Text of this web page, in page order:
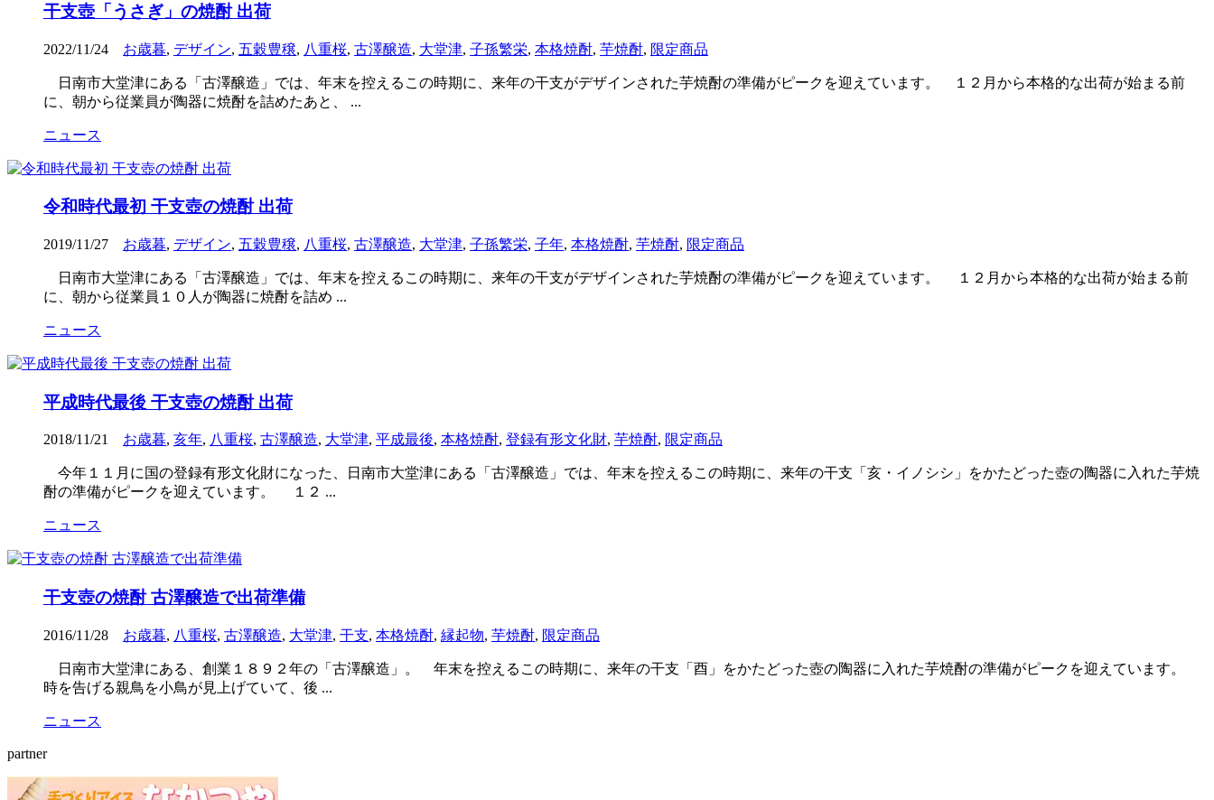
干支壺「うさぎ」の焼酎 出荷
2022/11/24 お歳暮, デザイン, 五穀豊穣, 八重桜, 古澤醸造, 大堂津, 子孫繁栄, 本格焼酎, 芋焼酎, 限定商品
日南市大堂津にある「古澤醸造」では、年末を控えるこの時期に、来年の干支がデザインされた芋焼酎の準備がピークを迎えています。 １２月から本格的な出荷が始まる前
に、朝から従業員が陶器に焼酎を詰めたあと、 ...
ニュース
令和時代最初 干支壺の焼酎 出荷
2019/11/27 お歳暮, デザイン, 五穀豊穣, 八重桜, 古澤醸造, 大堂津, 子孫繁栄, 子年, 本格焼酎, 芋焼酎, 限定商品
日南市大堂津にある「古澤醸造」では、年末を控えるこの時期に、来年の干支がデザインされた芋焼酎の準備がピークを迎えています。 １２月から本格的な出荷が始まる前
に、朝から従業員１０人が陶器に焼酎を詰め ...
ニュース
平成時代最後 干支壺の焼酎 出荷
2018/11/21 お歳暮, 亥年, 八重桜, 古澤醸造, 大堂津, 平成最後, 本格焼酎, 登録有形文化財, 芋焼酎, 限定商品
今年１１月に国の登録有形文化財になった、日南市大堂津にある「古澤醸造」では、年末を控えるこの時期に、来年の干支「亥・イノシシ」をかたどった壺の陶器に入れた芋焼
酎の準備がピークを迎えています。 １２ ...
ニュース
干支壺の焼酎 古澤醸造で出荷準備
2016/11/28 お歳暮, 八重桜, 古澤醸造, 大堂津, 干支, 本格焼酎, 縁起物, 芋焼酎, 限定商品
日南市大堂津にある、創業１８９２年の「古澤醸造」。 年末を控えるこの時期に、来年の干支「酉」をかたどった壺の陶器に入れた芋焼酎の準備がピークを迎えています。
時を告げる親鳥を小鳥が見上げていて、後 ...
ニュース
partner